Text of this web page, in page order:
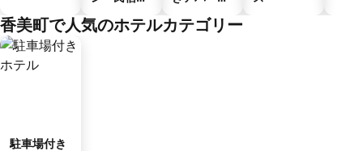
ス
香美町で人気のホテルカテゴリー
駐車場付き